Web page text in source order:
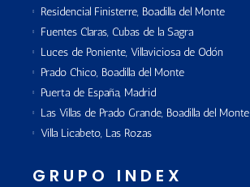
Residencial Finisterre, Boadilla del Monte
Fuentes Claras, Cubas de la Sagra
Luces de Poniente, Villaviciosa de Odón
Prado Chico, Boadilla del Monte
Puerta de España, Madrid
Las Villas de Prado Grande, Boadilla del Monte
Villa Licabeto, Las Rozas
GRUPO INDEX